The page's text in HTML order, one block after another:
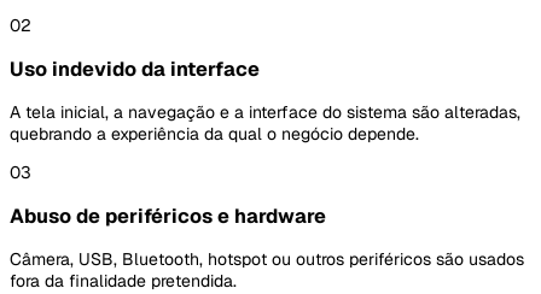
02
Uso indevido da interface
A tela inicial, a navegação e a interface do sistema são alteradas,
quebrando a experiência da qual o negócio depende.
03
Abuso de periféricos e hardware
Câmera, USB, Bluetooth, hotspot ou outros periféricos são usados
fora da finalidade pretendida.